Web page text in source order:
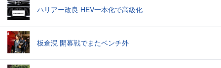
ハリアー改良 HEV一本化で高級化
板倉滉 開幕戦でまたベンチ外